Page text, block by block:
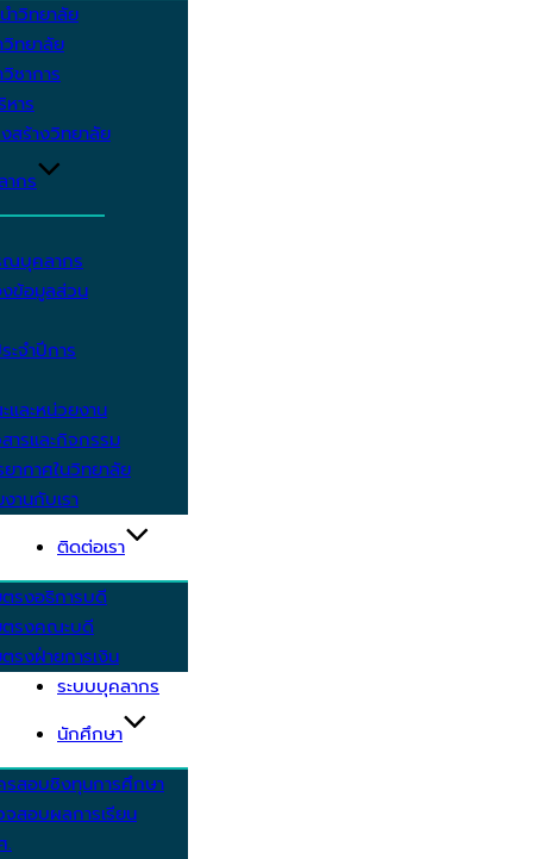
ำวิทยาลัย
ทยาลัย
ชาการ
าร
สร้างวิทยาลัย
กร
ณบุคลากร
ข้อมูลส่วน
จำปีการ
ละหน่วยงาน
ารและกิจกรรม
ากาศในวิทยาลัย
านกับเรา
ติดต่อเรา
รงอธิการบดี
ตรงคณะบดี
รงฝ่ายการเงิน
ระบบบุคลากร
นักศึกษา
รสอบชิงทุนการศึกษา
สอบผลการเรียน
.